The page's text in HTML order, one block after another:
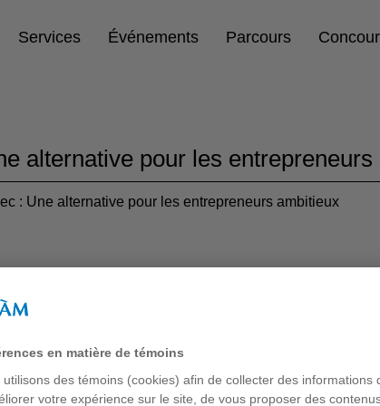
Services Événements Parcours
alternative pour les entrepreneurs
: Une alternative pour les entrepreneurs ambitieux
Le
alternative
en matière de témoins
utilisons des témoins (cookies) afin de collecter des informations
votre expérience sur le site, de vous proposer des